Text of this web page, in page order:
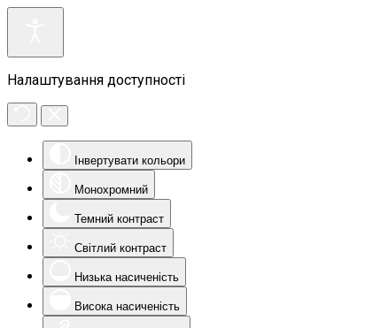
Налаштування доступності
Інвертувати кольори
Монохромний
Темний контраст
Світлий контраст
Низька насиченість
Висока насиченість